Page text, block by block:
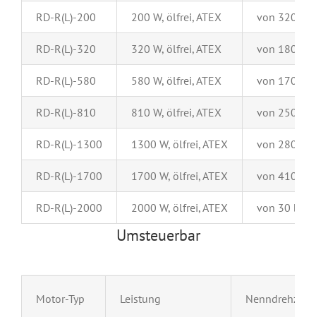
RD-R(L)-200 200 W, ölfrei, ATEX von 320
RD-R(L)-320 320 W, ölfrei, ATEX von 180
RD-R(L)-580 580 W, ölfrei, ATEX von 170
RD-R(L)-810 810 W, ölfrei, ATEX von 250
RD-R(L)-1300 1300 W, ölfrei, ATEX von 280
RD-R(L)-1700 1700 W, ölfrei, ATEX von 410
RD-R(L)-2000 2000 W, ölfrei, ATEX von 30 bis
Umsteuerbar
Motor-Typ Leistung Nenndrehzahl